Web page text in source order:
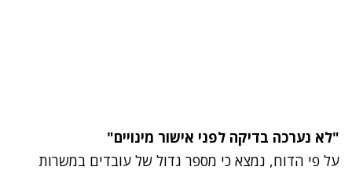
"לא נערכה בדיקה לפני אישור מינויים"
על פי הדוח, נמצא כי מספר גדול של עובדים במשרות